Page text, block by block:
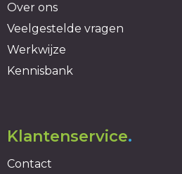
Over ons
Veelgestelde vragen
Werkwijze
Kennisbank
Klantenservice.
Contact